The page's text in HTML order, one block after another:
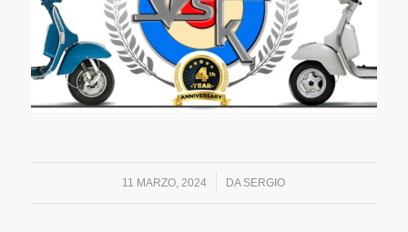
11 MARZO, 2024
/ DA SERGIO